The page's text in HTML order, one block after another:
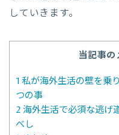
していきます。
当記事の
1私が海外生活の壁を乗
つの事
2海外生活で必須な逃げ
べし